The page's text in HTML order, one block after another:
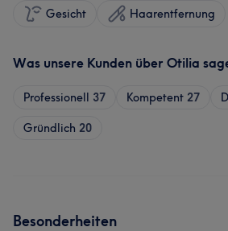
Gesicht Haarentfernung
Was unsere Kunden über Otilia
Professionell 37 Kompetent 27
Gründlich 20
Besonderheiten